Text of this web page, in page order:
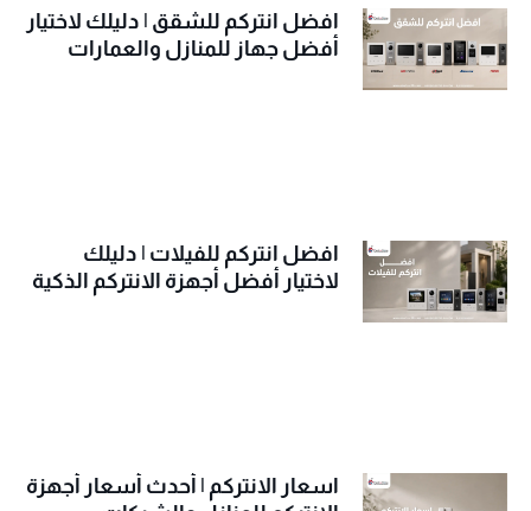
افضل انتركم للشقق | دليلك لاختيار
أفضل جهاز للمنازل والعمارات
افضل انتركم للفيلات | دليلك
لاختيار أفضل أجهزة الانتركم الذكية
اسعار الانتركم | أحدث أسعار أجهزة